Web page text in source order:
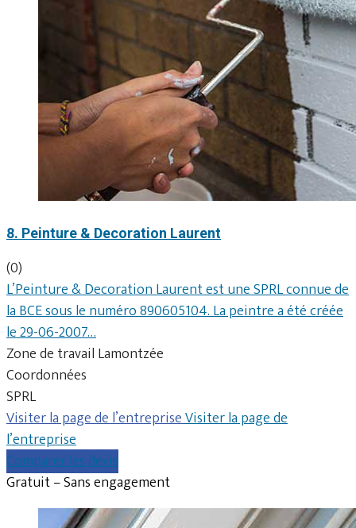
8. Peinture & Decoration Laurent
(0)
L’Peinture & Decoration Laurent est une SPRL connue de
la BCE sous le numéro 890605104. La peintre a été créée
le 29-06-2007…
Zone de travail Lamontzée
Coordonnées
SPRL
Visiter la page de l’entrepriseVisiter la page de
l’entreprise
Comparer les devis
Gratuit – Sans engagement